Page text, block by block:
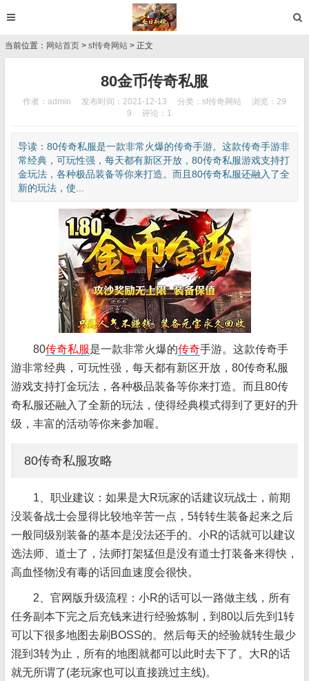
当前位置： 网站首页 > sf传奇网站 > 正文
80金币传奇私服
作者：admin 发布时间：2021-12-13 分类： sf传奇网站
浏览：29
9
评论：1
导读：80传奇私服是一款非常火爆的传奇手游。这款传奇手游非
常经典，可玩性强，每天都有新区开放，80传奇私服游戏支持打
金玩法，各种极品装备等你来打造。而且80传奇私服还融入了全
新的玩法，使...
80传奇私服是一款非常火爆的传奇手游。这款传奇手
游非常经典，可玩性强，每天都有新区开放，80传奇私服
游戏支持打金玩法，各种极品装备等你来打造。而且80传
奇私服还融入了全新的玩法，使得经典模式得到了更好的升
级，丰富的活动等你来参加喔。
80传奇私服攻略
1、职业建议：如果是大R玩家的话建议玩战士，前期
没装备战士会显得比较地辛苦一点，5转转生装备起来之后
一般同级别装备的基本是没法还手的。小R的话就可以建议
选法师、道士了，法师打架猛但是没有道士打装备来得快，
高血怪物没有毒的话回血速度会很快。
2、官网版升级流程：小R的话可以一路做主线，所有
任务副本下完之后充钱来进行经验炼制，到80以后先到1转
可以下很多地图去刷BOSS的。然后每天的经验就转生最少
混到3转为止，所有的地图就都可以此时去下了。大R的话
就无所谓了(老玩家也可以直接跳过主线)。